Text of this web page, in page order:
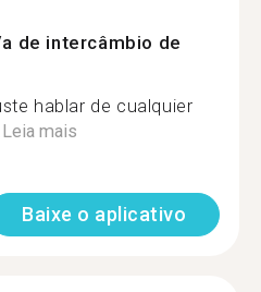
de intercâmbio de
hablar de cualquier
Leia mais
Baixe o aplicativo